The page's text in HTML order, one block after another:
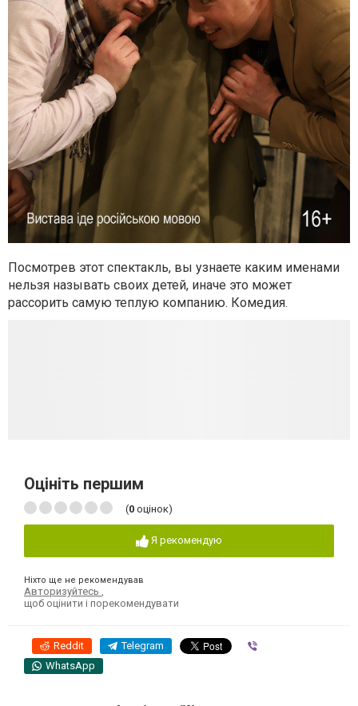
Посмотрев этот спектакль, вы узнаете каким именами
нельзя называть своих детей, иначе это может
рассорить самую теплую компанию. Комедия.
Оцініть першим
(0 оцінок)
Я рекомендую
Ніхто ще не рекомендував
Авторизуйтесь
щоб оцінити і порекомендувати
Reddit Telegram
WhatsApp